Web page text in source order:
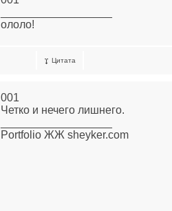
ололо!
Цитата
001
Четко и нечего лишнего.
Portfolio ЖЖ sheyker.com